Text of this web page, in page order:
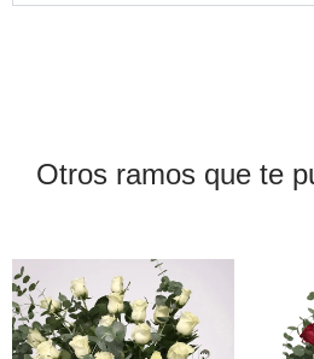
Otros ramos que te